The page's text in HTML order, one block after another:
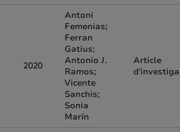
2020
Antoni
Femenias;
Ferran
Gatius;
Antonio J.
Ramos;
Vicente
Sanchis;
Sonia
Marín
Article